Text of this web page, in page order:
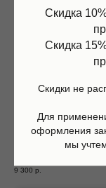
Футболка белая, Douuod
9 300 р.
Скидка
Скидка
Скидки не
Для
оформления
мы